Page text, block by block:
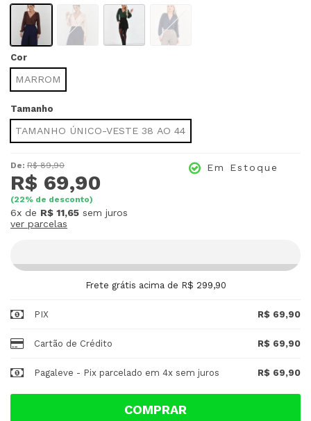
Cor
MARROM
Tamanho
TAMANHO ÚNICO-VESTE 38 AO 44
De: R$ 89,90
R$ 69,90
(22% de desconto)
6x de R$ 11,65 sem juros
ver parcelas
Em Estoque
Frete grátis acima de R$ 299,90
PIX R$ 69,90
Cartão de Crédito R$ 69,90
Pagaleve - Pix parcelado em 4x sem juros R$ 69,90
COMPRAR